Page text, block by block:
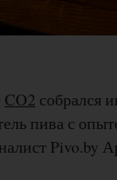
CO2 собрался
пива с
Pivo.by